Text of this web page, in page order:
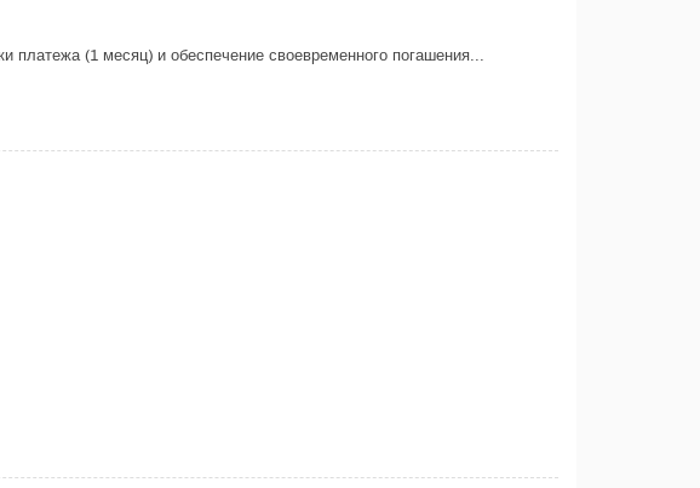
платежа (1 месяц) и обеспечение своевременного погашения...